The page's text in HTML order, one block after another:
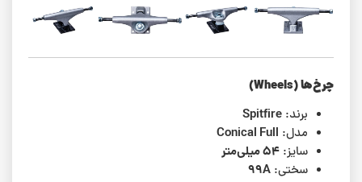
چرخ‌ها (Wheels)
برند: Spitfire
مدل: Conical Full
سایز: ۵۴ میلی‌متر
سختی: 99A